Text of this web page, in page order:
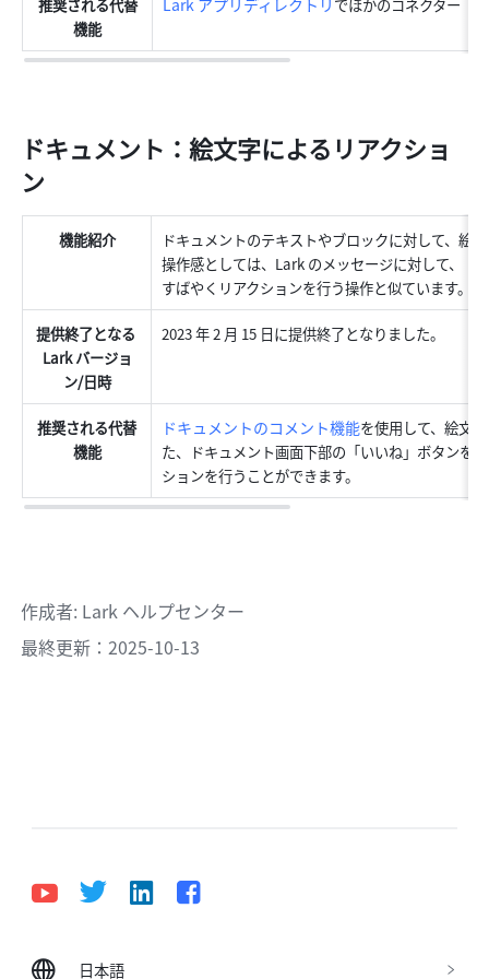
推奨される代替
機能
Lark アプリディレクトリ でほかのコネクター（
ドキュメント：絵文字によるリアクショ
ン
機能紹介
ドキュメントのテキストやブロックに対して、絵
操作感としては、Lark のメッセージに対して、「
すばやくリアクションを行う操作と似ています。
提供終了となる
Lark バージョ
ン/日時
2023 年 2 月 15 日に提供終了となりました。
推奨される代替
機能
ドキュメントのコメント機能を使用して、絵文
た、ドキュメント画面下部の「いいね」ボタンを
ションを行うことができます。
作成者: Lark ヘルプセンター
最終更新：2025-10-13
日本語